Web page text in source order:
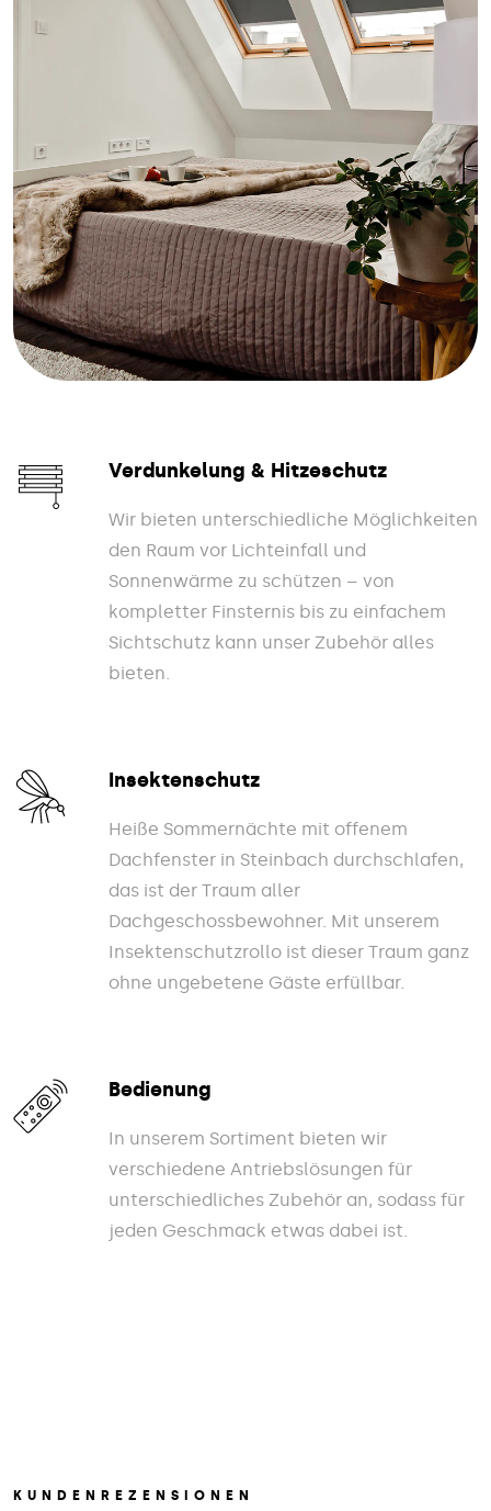
Verdunkelung & Hitzeschutz
Wir bieten unterschiedliche Möglichkeiten
den Raum vor Lichteinfall und
Sonnenwärme zu schützen – von
kompletter Finsternis bis zu einfachem
Sichtschutz kann unser Zubehör alles
bieten.
Insektenschutz
Heiße Sommernächte mit offenem
Dachfenster in Steinbach durchschlafen,
das ist der Traum aller
Dachgeschossbewohner. Mit unserem
Insektenschutzrollo ist dieser Traum ganz
ohne ungebetene Gäste erfüllbar.
Bedienung
In unserem Sortiment bieten wir
verschiedene Antriebslösungen für
unterschiedliches Zubehör an, sodass für
jeden Geschmack etwas dabei ist.
KUNDENREZENSIONEN